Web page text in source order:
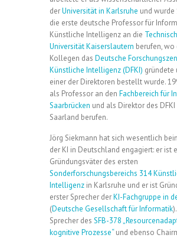
derUniversität in Karlsruhe und wurde
die erste deutsche Professor für
Künstliche Intelligenz an die
Universität Kaiserslautern berufen,
Kollegen das Deutsche
Künstliche Intelligenz (DFKI) gründete
einer der Direktoren bestellt wurde.
als Professor an den Fachbereich für
Saarbrücken und als Direktor des DFKI
Saarland berufen.
Jörg Siekmann hat sich wesentlich
der KI in Deutschland engagiert: er ist
Gründungsväter des ersten
Sonderforschungsbereichs 314
Intelligenz in Karlsruhe und er ist
erster Sprecher derKI-Fachgruppe in
(Deutsche Gesellschaft für Informatik
Sprecher des SFB-378
kognitive Prozesse“und ebenso